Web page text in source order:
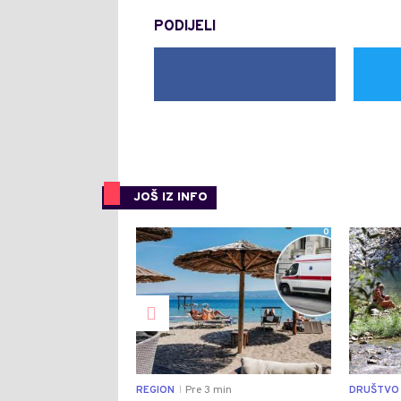
PODIJELI
JOŠ IZ INFO
0
REGION Pre 3 min DRUŠTVO